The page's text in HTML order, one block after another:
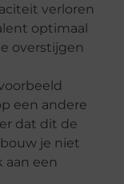
verloren
optimaal
overstijgen
een andere
dat dit de
je niet
aan een